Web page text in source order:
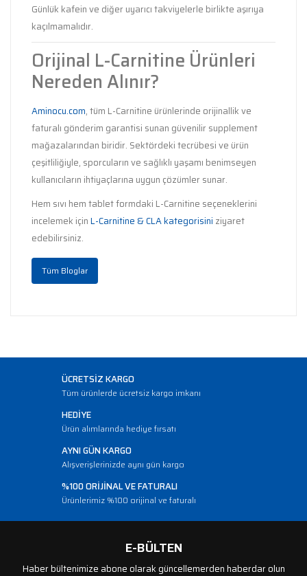
Günlük kafein ve diğer uyarıcı takviyelerle birlikte aşırıya
kaçılmamalıdır.
Orijinal L-Carnitine Ürünleri
Nereden Alınır?
Aminocu.com, tüm L-Carnitine ürünlerinde orijinallik ve
faturalı gönderim garantisi sunan güvenilir supplement
mağazalarından biridir. Sektördeki tecrübesi ve ürün
çeşitliliğiyle, sporcuların ve sağlıklı yaşamı benimseyen
kullanıcıların ihtiyaçlarına uygun çözümler sunar.
Hem sıvı hem tablet formdaki L-Carnitine seçeneklerini
incelemek içinL-Carnitine & CLA kategorisini ziyaret
edebilirsiniz.
Tüm Bloglar
ÜCRETSİZ KARGO
Tüm ürünlerde ücretsiz kargo imkanı
HEDİYE
Ürün alımlarında hediye fırsatı
AYNI GÜN KARGO
Alışverişlerinizde aynı gün kargo
%100 ORİJİNAL VE FATURALI
Ürünlerimiz %100 orijinal ve faturalı
E-BÜLTEN
Haber bültenimize abone olarak güncellemerden haberdar olun